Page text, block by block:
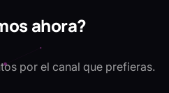
ahora?
por el canal que prefieras.